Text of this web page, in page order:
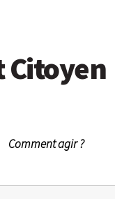
Citoyen
Comment agir ?